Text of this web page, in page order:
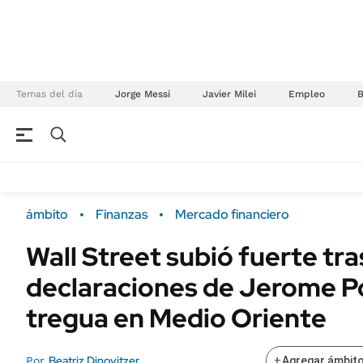
Temas del día Jorge Messi Javier Milei Empleo
Campo
FINANZAS
Dólar
Sustentabilidad
Seguros
POLÍTICA
ámbito Finanzas Mercado financiero
Wall Street subió fuerte
declaraciones de Jerome
tregua en Medio Oriente